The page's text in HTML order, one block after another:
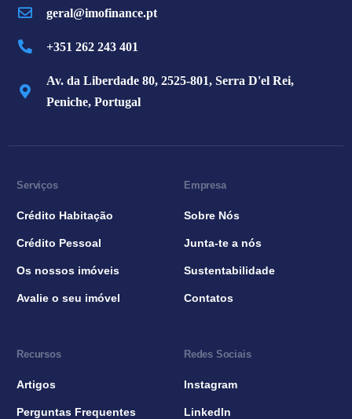
geral@imofinance.pt
+351 262 243 401
Av. da Liberdade 80, 2525-801, Serra D'el Rei,
Peniche, Portugal
Serviços
Crédito Habitação
Crédito Pessoal
Os nossos imóveis
Avalie o seu imóvel
Empresa
Sobre Nós
Junta-te a nós
Sustentabilidade
Contatos
Recursos
Artigos
Perguntas Frequentes
Redes Sociais
Instagram
LinkedIn